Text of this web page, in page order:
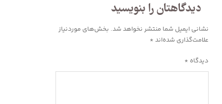
دیدگاهتان را بنویسید
نشانی ایمیل شما منتشر نخواهد شد. بخش‌های موردنیاز
علامت‌گذاری شده‌اند *
دیدگاه *